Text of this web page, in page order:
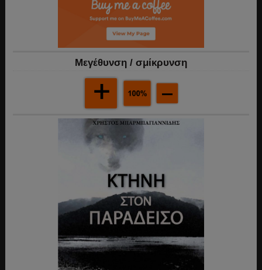
Mεγέθυνση / σμίκρυνση